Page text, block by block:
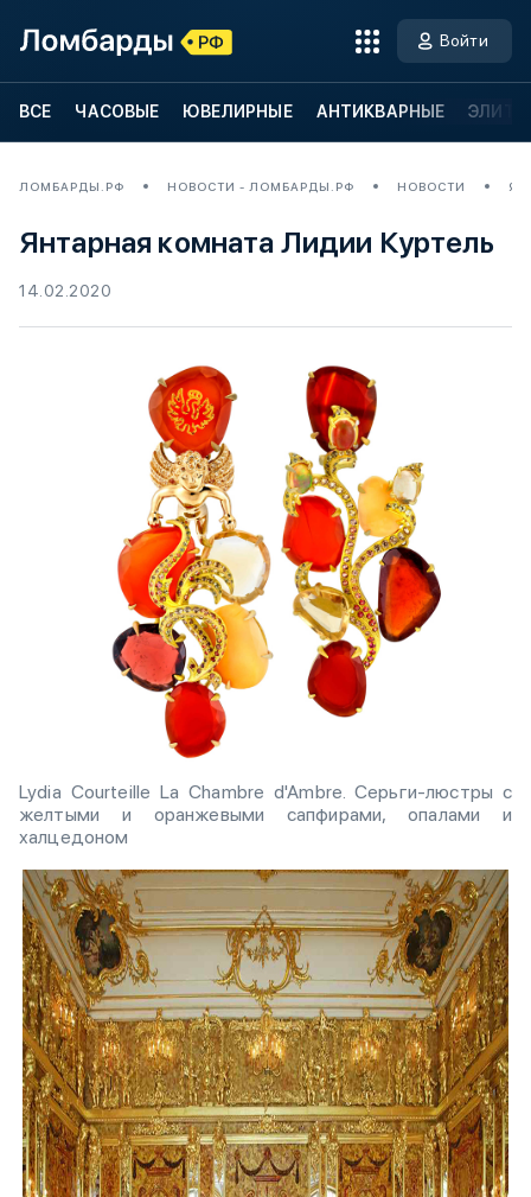
Войти
ВСЕ ЧАСОВЫЕ ЮВЕЛИРНЫЕ АНТИКВАРНЫЕ
ЛОМБАРДЫ.РФ НОВОСТИ - ЛОМБАРДЫ.РФ НОВОСТИ
Янтарная комната Лидии Куртель
14.02.2020
Lydia Courteille La Chambre d'Ambre. Серьги-люстры с
желтыми и оранжевыми сапфирами, опалами и
халцедоном